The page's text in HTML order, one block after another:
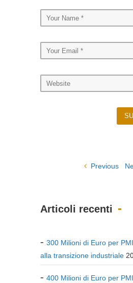
Previous
Articoli recenti
300 Milioni di Euro per
alla transizione industriale
400 Milioni di Euro per